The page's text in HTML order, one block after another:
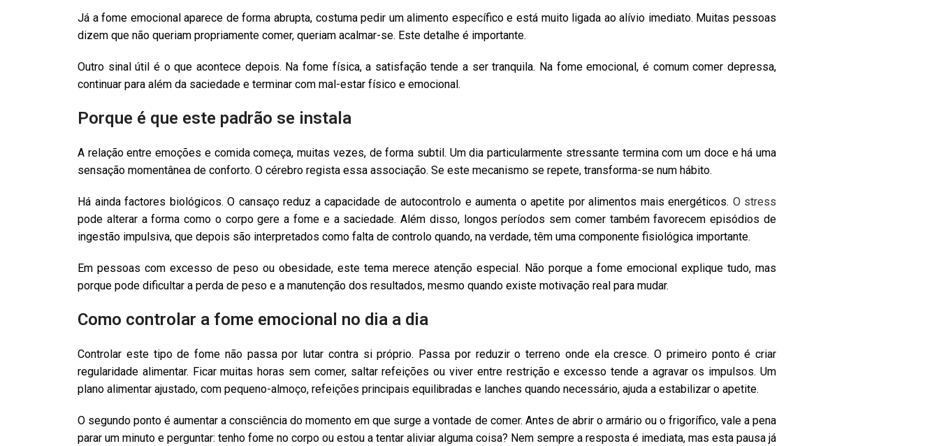
Já a fome emocional aparece de forma abrupta, costuma pedir um alimento específico e está muito ligada ao alívio imediato. Muitas pessoas
dizem que não queriam propriamente comer, queriam acalmar-se. Este detalhe é importante.
Outro sinal útil é o que acontece depois. Na fome física, a satisfação tende a ser tranquila. Na fome emocional, é comum comer depressa,
continuar para além da saciedade e terminar com mal-estar físico e emocional.
Porque é que este padrão se instala
A relação entre emoções e comida começa, muitas vezes, de forma subtil. Um dia particularmente stressante termina com um doce e há uma
sensação momentânea de conforto. O cérebro regista essa associação. Se este mecanismo se repete, transforma-se num hábito.
Há ainda factores biológicos. O cansaço reduz a capacidade de autocontrolo e aumenta o apetite por alimentos mais energéticos. O stress
pode alterar a forma como o corpo gere a fome e a saciedade. Além disso, longos períodos sem comer também favorecem episódios de
ingestão impulsiva, que depois são interpretados como falta de controlo quando, na verdade, têm uma componente fisiológica importante.
Em pessoas com excesso de peso ou obesidade, este tema merece atenção especial. Não porque a fome emocional explique tudo, mas
porque pode dificultar a perda de peso e a manutenção dos resultados, mesmo quando existe motivação real para mudar.
Como controlar a fome emocional no dia a dia
Controlar este tipo de fome não passa por lutar contra si próprio. Passa por reduzir o terreno onde ela cresce. O primeiro ponto é criar
regularidade alimentar. Ficar muitas horas sem comer, saltar refeições ou viver entre restrição e excesso tende a agravar os impulsos. Um
plano alimentar ajustado, com pequeno-almoço, refeições principais equilibradas e lanches quando necessário, ajuda a estabilizar o apetite.
O segundo ponto é aumentar a consciência do momento em que surge a vontade de comer. Antes de abrir o armário ou o frigorífico, vale a pena
parar um minuto e perguntar: tenho fome no corpo ou estou a tentar aliviar alguma coisa? Nem sempre a resposta é imediata, mas esta pausa já